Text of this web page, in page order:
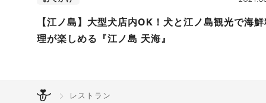
【江ノ島】大型犬店内OK！犬と江ノ島観光で海
理が楽しめる『江ノ島 天海』
レストラン